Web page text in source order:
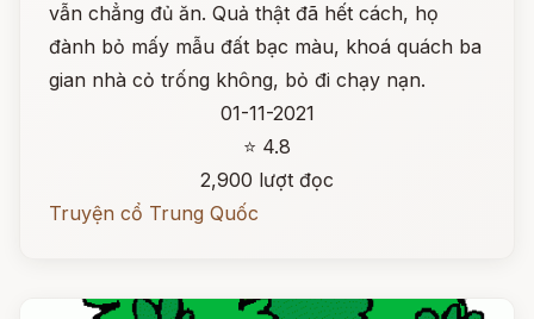
vẫn chẳng đủ ăn. Quả thật đã hết cách, họ
đành bỏ mấy mẫu đất bạc màu, khoá quách ba
gian nhà cỏ trống không, bỏ đi chạy nạn.
01-11-2021
⭐ 4.8
2,900 lượt đọc
Truyện cổ Trung Quốc